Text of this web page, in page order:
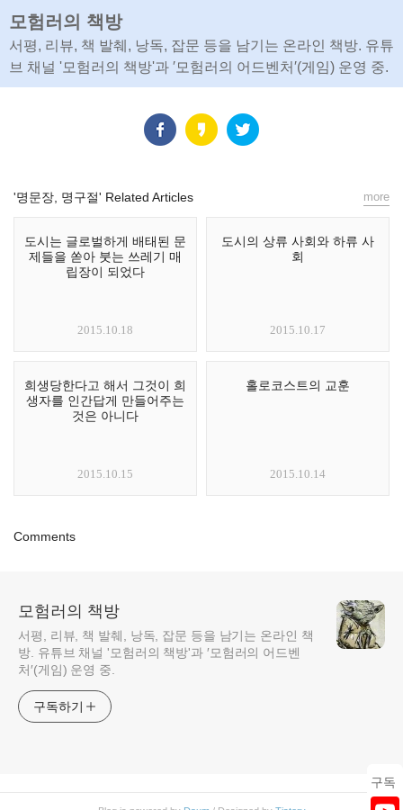
구독
모험러의 책방
서평, 리뷰, 책 발췌, 낭독, 잡문 등을 남기는 온라인 책방. 유튜
브 채널 '모험러의 책방'과 ′모험러의 어드벤처′(게임) 운영 중.
'명문장, 명구절' Related Articles
도시는 글로벌하게 배태된 문
제들을 쏟아 붓는 쓰레기 매
립장이 되었다
2015.10.18
도시의 상류 사회와 하류 사
회
2015.10.17
희생당한다고 해서 그것이 희
생자를 인간답게 만들어주는
것은 아니다
2015.10.15
홀로코스트의 교훈
2015.10.14
more
Comments
모험러의 책방
서평, 리뷰, 책 발췌, 낭독, 잡문 등을 남기는 온라인 책
방. 유튜브 채널 '모험러의 책방'과 ′모험러의 어드벤
처′(게임) 운영 중.
구독하기